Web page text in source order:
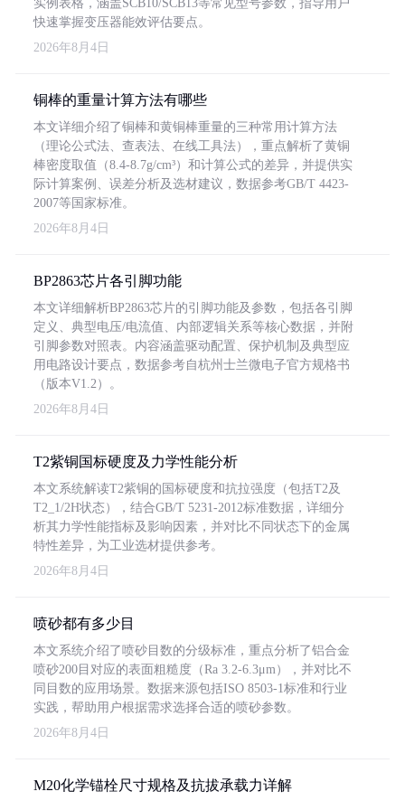
实例表格，涵盖SCB10/SCB13等常见型号参数，指导用户
快速掌握变压器能效评估要点。
2026年8月4日
铜棒的重量计算方法有哪些
本文详细介绍了铜棒和黄铜棒重量的三种常用计算方法
（理论公式法、查表法、在线工具法），重点解析了黄铜
棒密度取值（8.4-8.7g/cm³）和计算公式的差异，并提供实
际计算案例、误差分析及选材建议，数据参考GB/T 4423-
2007等国家标准。
2026年8月4日
BP2863芯片各引脚功能
本文详细解析BP2863芯片的引脚功能及参数，包括各引脚
定义、典型电压/电流值、内部逻辑关系等核心数据，并附
引脚参数对照表。内容涵盖驱动配置、保护机制及典型应
用电路设计要点，数据参考自杭州士兰微电子官方规格书
（版本V1.2）。
2026年8月4日
T2紫铜国标硬度及力学性能分析
本文系统解读T2紫铜的国标硬度和抗拉强度（包括T2及
T2_1/2H状态），结合GB/T 5231-2012标准数据，详细分
析其力学性能指标及影响因素，并对比不同状态下的金属
特性差异，为工业选材提供参考。
2026年8月4日
喷砂都有多少目
本文系统介绍了喷砂目数的分级标准，重点分析了铝合金
喷砂200目对应的表面粗糙度（Ra 3.2-6.3μm），并对比不
同目数的应用场景。数据来源包括ISO 8503-1标准和行业
实践，帮助用户根据需求选择合适的喷砂参数。
2026年8月4日
M20化学锚栓尺寸规格及抗拔承载力详解